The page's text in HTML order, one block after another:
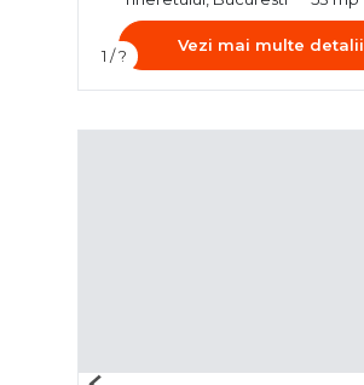
1 / ?
Vezi mai multe detalii